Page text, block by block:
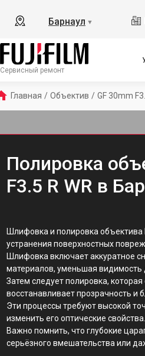
Барнаул ▼
Сервисный ремонт
Главная / Объектив / GF 30mm
Полировка
F3.5 R WR в
Шлифовка и полировка объектива
устранения поверхностных
Шлифовка включает аккуратное
материалов, уменьшая видимость
Затем следует полировка,
восстанавливает прозрачность и
Эти процессы требуют высокой
изменить его оптические свойства.
Важно помнить, что глубокие
серьёзного вмешательства или